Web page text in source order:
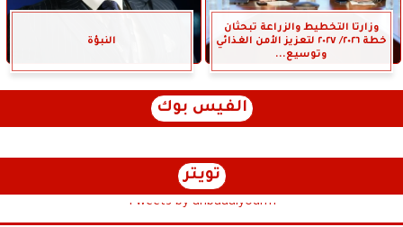
وزارتا التخطيط والزراعة تبحثان
خطة ٢٠٢٦/ ٢٠٢٧ لتعزيز الأمن الغذائي
وتوسيع...
النبؤة
الفيس بوك
تويتر
Tweets by anbaaalyoum1